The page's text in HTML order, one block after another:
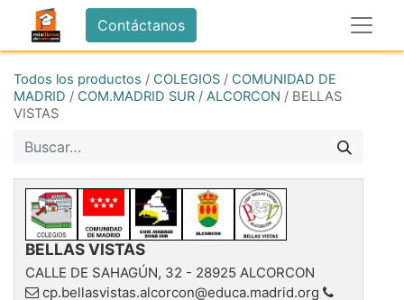
Contáctanos
Todos los productos / COLEGIOS / COMUNIDAD DE
MADRID / COM.MADRID SUR / ALCORCON / BELLAS
VISTAS
BELLAS VISTAS
CALLE DE SAHAGÚN, 32 - 28925 ALCORCON
cp.bellasvistas.alcorcon@educa.madrid.org